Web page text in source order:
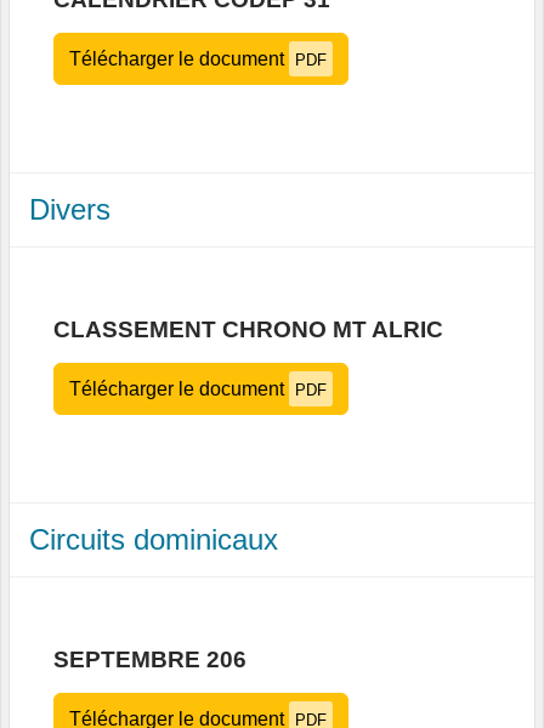
Télécharger le document PDF
Divers
CLASSEMENT CHRONO MT ALRIC
Télécharger le document PDF
Circuits dominicaux
SEPTEMBRE 206
Télécharger le document PDF